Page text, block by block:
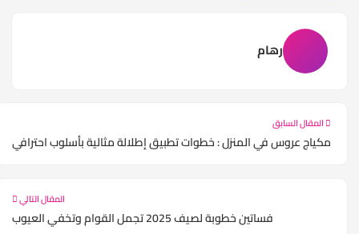
رهام
المقال السابق
مكياج عروس في المنزل : خطوات تطبيق إطلالة مثالية بأسلوب احترافي
المقال التالي
فساتين خطوبة لصيف 2025 تجمل القوام وتخفي العيوب